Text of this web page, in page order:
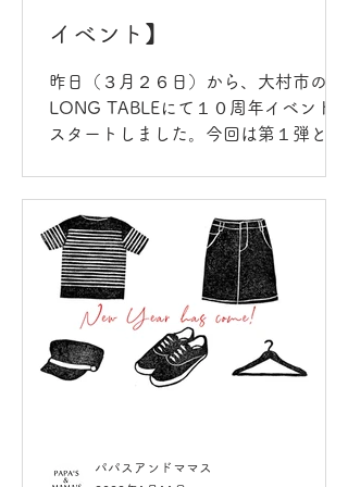
イベント】
昨日（３月２６日）から、大村市の
LONG TABLEにて１０周年イベントが
スタートしました。今回は第１弾とし
と思います！約１か月にわたって開催
される１０周年イベント。まだまだ魅
力的なイベントがたくさん控えて...
パパスアンドママス